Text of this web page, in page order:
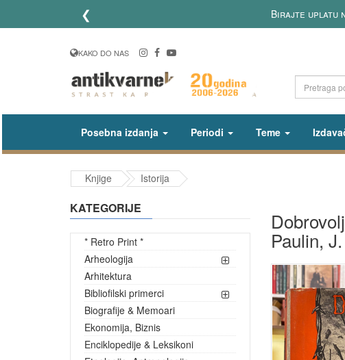
❮ Birajte uplatu
KAKO DO NAS
Posebna izdanja Periodi Teme
Knjige Istorija
KATEGORIJE
* Retro Print *
Arheologija
Arhitektura
Bibliofilski primerci
Biografije & Memoari
Ekonomija, Biznis
Enciklopedije & Leksikoni
Paulin,